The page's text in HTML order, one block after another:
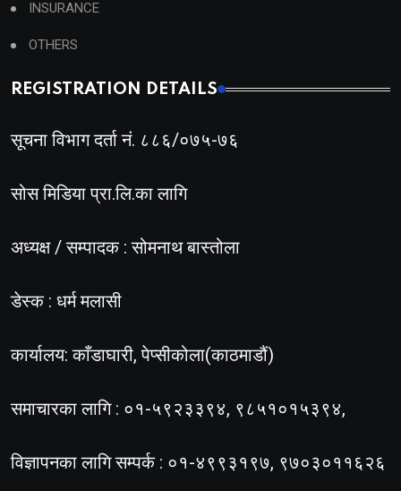
INSURANCE
OTHERS
REGISTRATION DETAILS
सूचना विभाग दर्ता नं. ८८६/०७५-७६
सोस मिडिया प्रा.लि.का लागि
अध्यक्ष / सम्पादक : सोमनाथ बास्तोला
डेस्क : धर्म मलासी
कार्यालय: काँडाघारी, पेप्सीकोला(काठमाडौं)
समाचारका लागि : ०१-५९२३३९४, ९८५१०१५३९४,
विज्ञापनका लागि सम्पर्क : ०१-४९९३१९७, ९७०३०११६२६